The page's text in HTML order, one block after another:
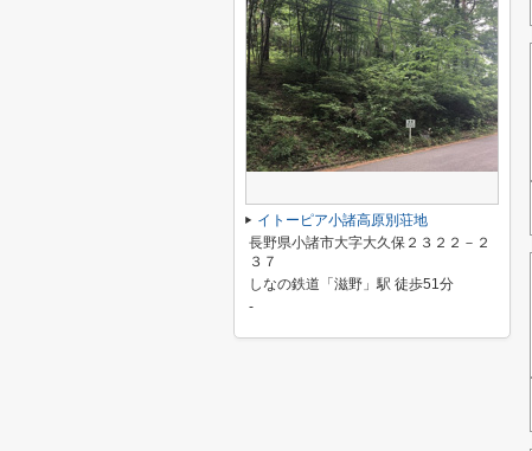
イトーピア小諸高原別荘地
長野県小諸市大字大久保２３２２－２
３７
しなの鉄道「滋野」駅 徒歩51分
-